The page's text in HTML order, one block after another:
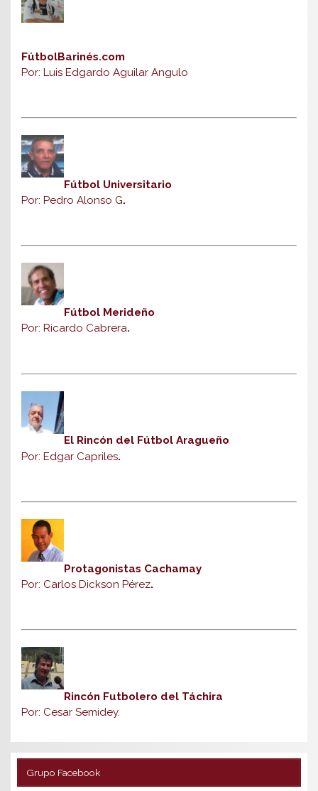
FútbolBarinés.com
Por: Luis Edgardo Aguilar Angulo
Fútbol Universitario
Por: Pedro Alonso G.
Fútbol Merideño
Por: Ricardo Cabrera.
El Rincón del Fútbol Aragueño
Por: Edgar Capriles.
Protagonistas Cachamay
Por: Carlos Dickson Pérez.
Rincón Futbolero del Táchira
Por: Cesar Semidey.
Grupo Facebook